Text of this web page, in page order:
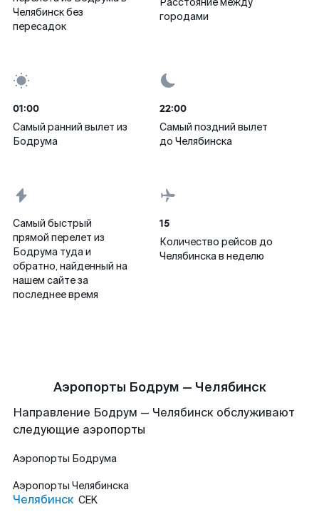
Челябинск без
пересадок
городами
01:00
Самый ранний вылет из
Бодрума
22:00
Самый поздний вылет
до Челябинска
Самый быстрый
прямой перелет из
Бодрума туда и
обратно, найденный на
нашем сайте за
последнее время
15
Количество рейсов до
Челябинска в неделю
Аэропорты Бодрум — Челябинск
Направление Бодрум — Челябинск обслуживают
следующие аэропорты
Аэропорты Бодрума
Аэропорты Челябинска
Челябинск CEK